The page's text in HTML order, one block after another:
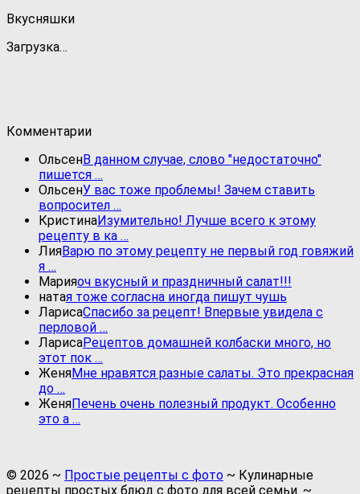
Вкусняшки
Загрузка…
Комментарии
ОльсенВ данном случае, слово "недостаточно"
пишется …
ОльсенУ вас тоже проблемы! Зачем ставить
вопросител …
КристинаИзумительно! Лучше всего к этому
рецепту в ка …
ЛияВарю по этому рецепту не первый год говяжий
я …
Марияоч вкусный и праздничный салат!!!
натая тоже согласна иногда пишут чушь
ЛарисаСпасибо за рецепт! Впервые увидела с
перловой …
ЛарисаРецептов домашней колбаски много, но
этот пок …
ЖеняМне нравятся разные салаты. Это прекрасная
до …
ЖеняПечень очень полезный продукт. Особенно
это а …
© 2026 ~ Простые рецепты с фото ~ Кулинарные
рецепты простых блюд с фото для всей семьи. ~